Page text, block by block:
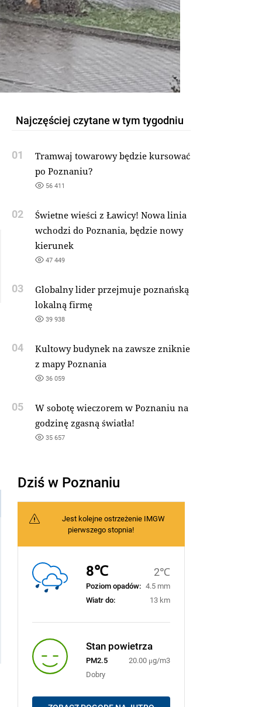
Najczęściej czytane w tym tygodniu
01
Tramwaj towarowy będzie kursować
po Poznaniu?
56 411
02
Świetne wieści z Ławicy! Nowa linia
wchodzi do Poznania, będzie nowy
kierunek
47 449
03
Globalny lider przejmuje poznańską
lokalną firmę
39 938
04
Kultowy budynek na zawsze zniknie
z mapy Poznania
36 059
05
W sobotę wieczorem w Poznaniu na
godzinę zgasną światła!
35 657
Dziś w Poznaniu
Jest kolejne ostrzeżenie IMGW
pierwszego stopnia!
8℃ 2℃
Poziom opadów: 4.5 mm
Wiatr do:
13 km
Stan powietrza
PM2.5
20.00 μg/m3
Dobry